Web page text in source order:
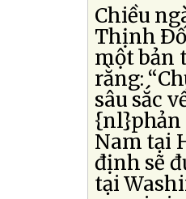
Chiều
Thịnh
một bản
rằng:
sâu sắc
{nl}phản
Nam tại
định sẽ
tại